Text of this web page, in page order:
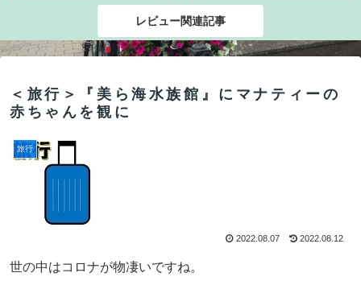
レビュー関連記事
＜旅行＞『美ら海水族館』にマナティーの
赤ちゃんを観に
旅行
2022.08.07 2022.08.12
世の中はコロナが物凄いですね。